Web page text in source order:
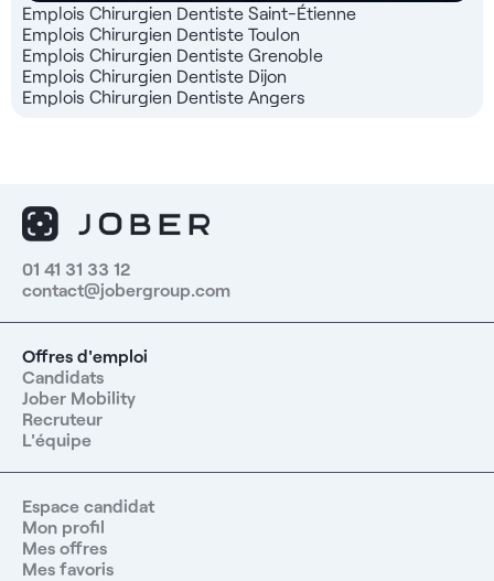
Emplois Chirurgien Dentiste Saint-Étienne
Emplois Chirurgien Dentiste Toulon
Emplois Chirurgien Dentiste Grenoble
Emplois Chirurgien Dentiste Dijon
Emplois Chirurgien Dentiste Angers
01 41 31 33 12
contact@jobergroup.com
Offres d'emploi
Candidats
Jober Mobility
Recruteur
L'équipe
Espace candidat
Mon profil
Mes offres
Mes favoris